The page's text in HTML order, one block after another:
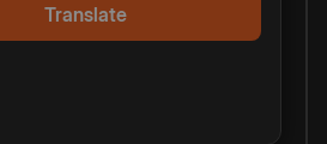
Translate